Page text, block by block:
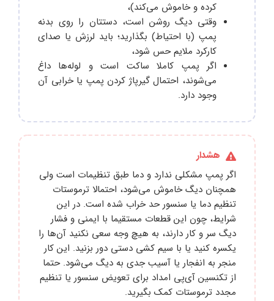
کرده و خاموش می‌کند)،
وقتی دیگ روشن است، دستتان را روی بدنه
پمپ (با احتیاط) بگذارید؛ باید لرزش یا صدای
کارکرد ملایم حس شود،
اگر پمپ کاملا ساکت است و لوله‌ها داغ
می‌شوند، احتمال گیرپاژ کردن پمپ یا خرابی آن
وجود دارد.
هشدار
اگر پمپ مشکلی ندارد و دما طبق تنظیمات است ولی
همچنان دیگ خاموش می‌شود، احتمالا ترموستات
تنظیم دما یا سنسور حد خراب شده است. در این
شرایط، چون این قطعات مستقیما با ایمنی و فشار
دیگ سر و کار دارند، به هیچ وجه سعی نکنید آن‌ها را
یکسره کنید یا با سیم‌ کشی دستی دور بزنید. این کار
منجر به انفجار یا آسیب جدی به دیگ می‌شود. حتما
از تکنسین آی‌پی امداد برای تعویض سنسور یا تنظیم
مجدد ترموستات کمک بگیرید.